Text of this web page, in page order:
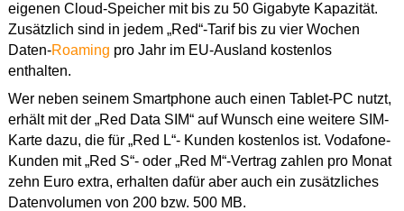
eigenen Cloud-Speicher mit bis zu 50 Gigabyte Kapazität.
Zusätzlich sind in jedem „Red“-Tarif bis zu vier Wochen
Daten-Roaming pro Jahr im EU-Ausland kostenlos
enthalten.
Wer neben seinem Smartphone auch einen Tablet-PC nutzt,
erhält mit der „Red Data SIM“ auf Wunsch eine weitere SIM-
Karte dazu, die für „Red L“- Kunden kostenlos ist. Vodafone-
Kunden mit „Red S“- oder „Red M“-Vertrag zahlen pro Monat
zehn Euro extra, erhalten dafür aber auch ein zusätzliches
Datenvolumen von 200 bzw. 500 MB.